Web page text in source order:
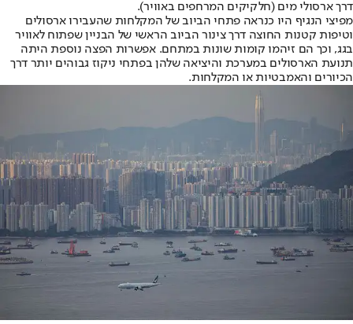
דרך ארסולי מים (חלקיקים המרחפים באוויר).
מפיצי הנגיף היו כנראה פתחי הביוב של המקלחות שהעבירו ארסולים
וטיפות קטנות החוצה דרך צינור הביוב הראשי של הבניין שפתוח לאוויר
בגג, וכך הם זיהמו קומות שונות במתחם. אפשרות הפצה נוספת היתה
תנועת הארסולים במערכת והיציאה שלהן בפתחי ניקוז גבוהים יותר דרך
הכיורים והאמבטיות או המקלחות.